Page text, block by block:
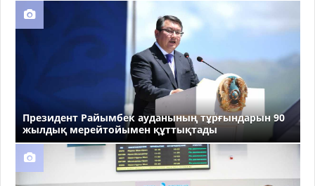
Президент Райымбек ауданының тұрғындарын 90
жылдық мерейтойымен құттықтады